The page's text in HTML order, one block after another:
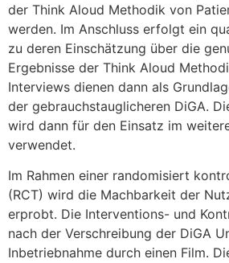
der Think Aloud Methodik von
werden. Im Anschluss erfolgt ein
zu deren Einschätzung über die
Ergebnisse der Think Aloud
Interviews dienen dann als
der gebrauchstauglicheren DiGA.
wird dann für den Einsatz im
verwendet.
Im Rahmen einer randomisiert
(RCT) wird die Machbarkeit der
erprobt. Die Interventions- und
nach der Verschreibung der DiGA
Inbetriebnahme durch einen Film.